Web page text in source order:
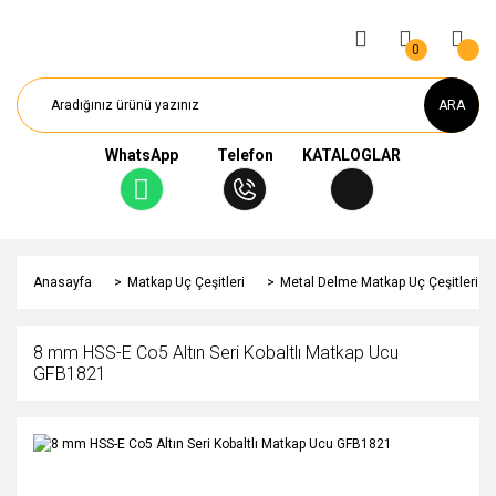
ARA
WhatsApp Telefon KATALOGLAR
0
Anasayfa Matkap Uç Çeşitleri Metal Delme Matkap Uç Çeşitleri
8 mm HSS-E Co5 Altın Seri Kobaltlı Matkap Ucu
GFB1821